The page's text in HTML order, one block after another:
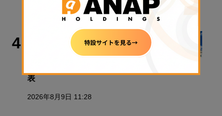
2026年8月9日 08:00
4
クラリティ法案、9月15日に審議入り
表
2026年8月9日 11:28